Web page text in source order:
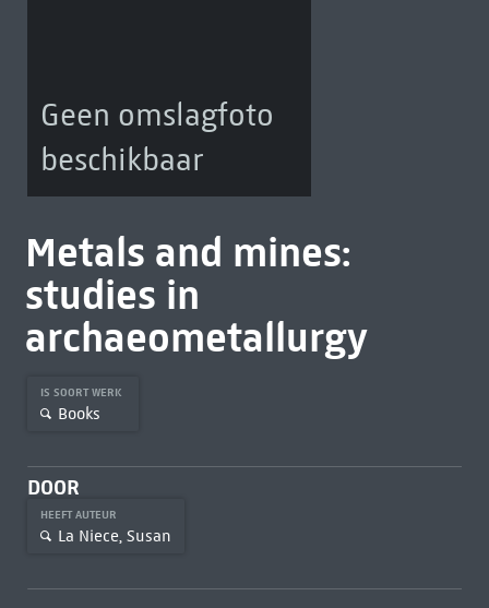
Geen omslagfoto
beschikbaar
Metals and mines:
studies in
archaeometallurgy
IS SOORT WERK
Books
DOOR
HEEFT AUTEUR
La Niece, Susan